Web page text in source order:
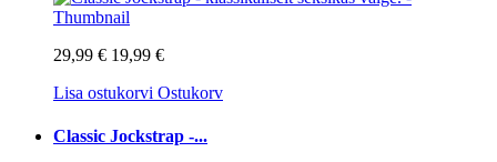
29,99 € 19,99 €
Lisa ostukorvi Ostukorv
Classic Jockstrap -...